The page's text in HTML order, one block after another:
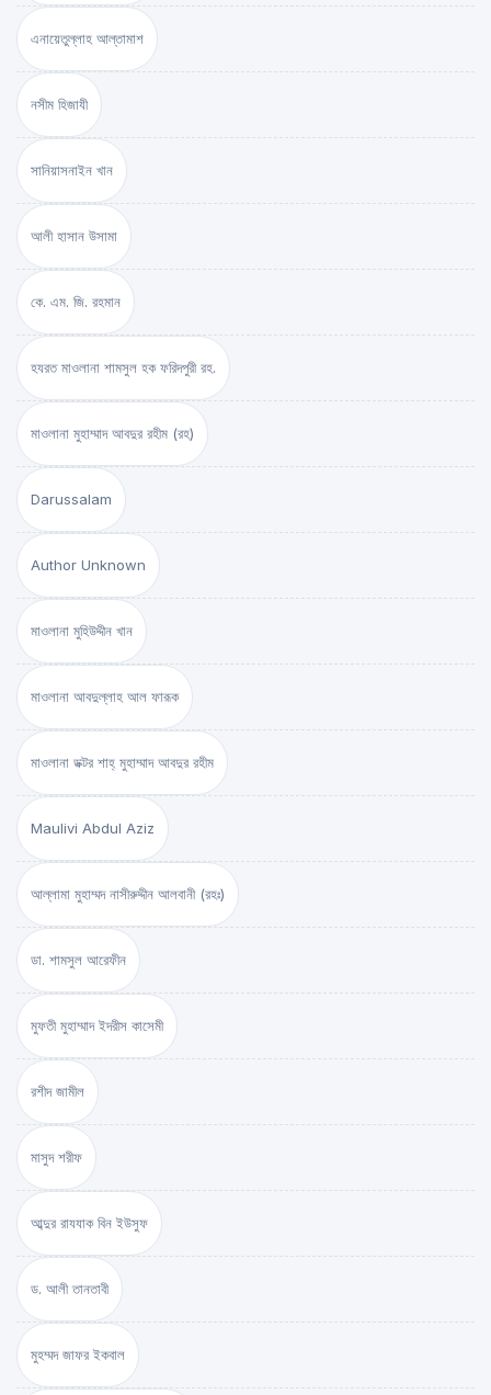
এনায়েতুল্লাহ আল্‌তামাশ
নসীম হিজাযী
সানিয়াসনাইন খান
আলী হাসান উসামা
কে. এম. জি. রহমান
হযরত মাওলানা শামসুল হক ফরিদপুরী রহ.
মাওলানা মুহাম্মাদ আবদুর রহীম (রহ)
Darussalam
Author Unknown
মাওলানা মুহিউদ্দীন খান
মাওলানা আবদুল্লাহ আল ফারূক
মাওলানা ডক্টর শাহ্‌ মুহাম্মাদ আবদুর রহীম
Maulivi Abdul Aziz
আল্লামা মুহাম্মদ নাসীরুদ্দীন আলবানী (রহঃ)
ডা. শামসুল আরেফীন
মুফতী মুহাম্মাদ ইদরীস কাসেমী
রশীদ জামীল
মাসুদ শরীফ
আব্দুর রাযযাক বিন ইউসুফ
ড. আলী তানতাবী
মুহম্মদ জাফর ইকবাল